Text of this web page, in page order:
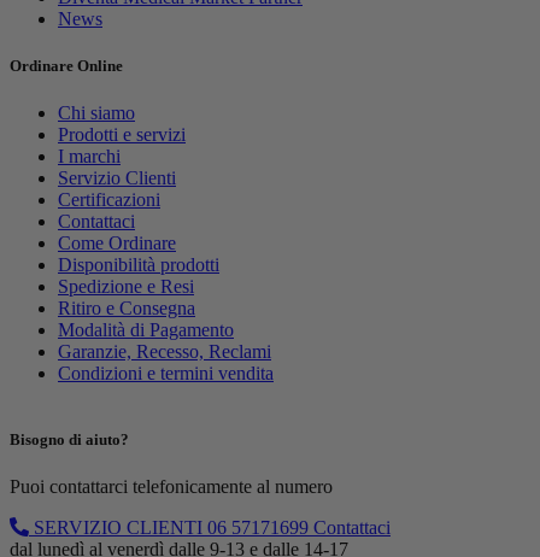
News
Ordinare Online
Chi siamo
Prodotti e servizi
I marchi
Servizio Clienti
Certificazioni
Contattaci
Come Ordinare
Disponibilità prodotti
Spedizione e Resi
Ritiro e Consegna
Modalità di Pagamento
Garanzie, Recesso, Reclami
Condizioni e termini vendita
Bisogno di aiuto?
Puoi contattarci telefonicamente al numero
SERVIZIO CLIENTI 06 57171699 Contattaci
dal lunedì al venerdì dalle 9-13 e dalle 14-17